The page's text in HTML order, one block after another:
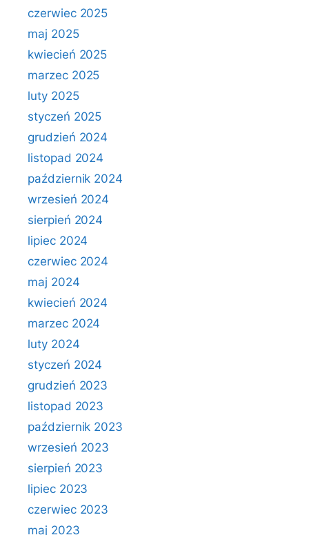
czerwiec 2025
maj 2025
kwiecień 2025
marzec 2025
luty 2025
styczeń 2025
grudzień 2024
listopad 2024
październik 2024
wrzesień 2024
sierpień 2024
lipiec 2024
czerwiec 2024
maj 2024
kwiecień 2024
marzec 2024
luty 2024
styczeń 2024
grudzień 2023
listopad 2023
październik 2023
wrzesień 2023
sierpień 2023
lipiec 2023
czerwiec 2023
maj 2023